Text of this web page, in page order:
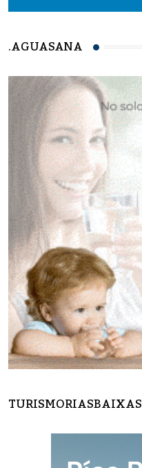
.AGUASANA
TURISMORIASBAIXAS